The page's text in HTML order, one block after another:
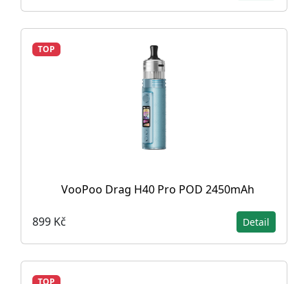
TOP
VooPoo Drag H40 Pro POD 2450mAh
899 Kč Detail
TOP